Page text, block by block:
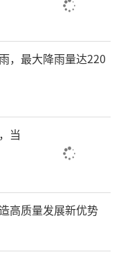
，最大降雨量达220
当
高质量发展新优势